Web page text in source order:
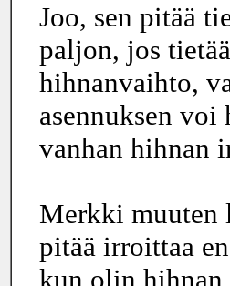
Joo, sen pitää
paljon, jos
hihnanvaihto,
asennuksen
vanhan hihnan
Merkki muuten
pitää irroittaa
kun olin hihnan